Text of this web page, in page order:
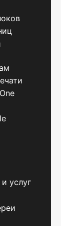
услуг